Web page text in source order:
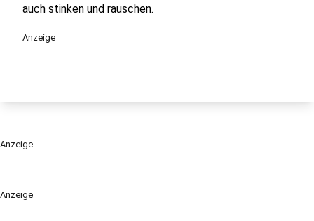
Anzeige
auch stinken und rauschen.
Anzeige
Anzeige